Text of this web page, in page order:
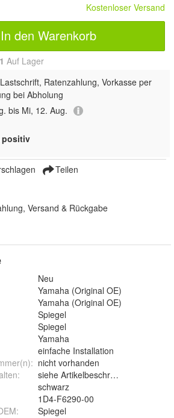
Kostenloser Versand
In den Warenkorb
1 Auf Lager
Ratenzahlung, Vorkasse per
bei Abholung
bis Mi, 12. Aug.
positiv
Teilen
Versand & Rückgabe
Neu
Yamaha (Original OE)
Yamaha (Original OE)
Spiegel
Spiegel
Yamaha
einfache Installation
: nicht vorhanden
:
siehe Artikelbeschreibung
schwarz
1D4-F6290-00
: Spiegel